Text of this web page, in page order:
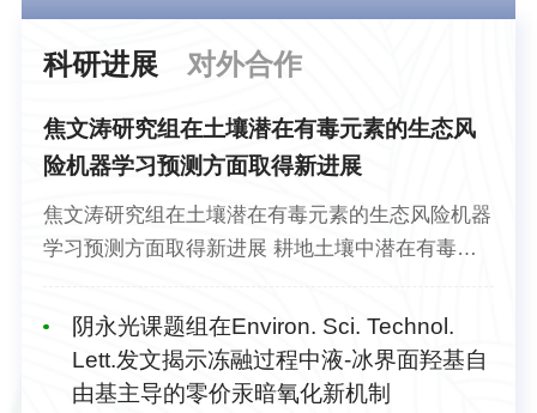
科研进展 对外合作
焦文涛研究组在土壤潜在有毒元素的生态风
险机器学习预测方面取得新进展
焦文涛研究组在土壤潜在有毒元素的生态风险机器
学习预测方面取得新进展 耕地土壤中潜在有毒元
统风险评估方法难以表征多维环境驱动因子与土壤
PTE生态风险的动态互作机制。传统机器学习模型
在处理复杂环境网络关系时存在数据降维处理、可
阴永光课题组在Environ. Sci. Technol.
Lett.发文揭示冻融过程中液-冰界面羟基自
由基主导的零价汞暗氧化新机制